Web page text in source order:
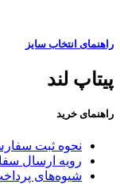
راهنمای انتخاب سایز
پیتاپ لند
راهنمای خرید
نحوه ثبت
رویه ارسال
شیوه‌های